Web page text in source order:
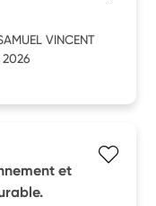
VINCENT
et